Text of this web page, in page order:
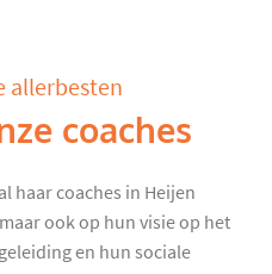
allerbesten
coaches
haar coaches in Heijen
ook op hun visie op het
en hun sociale